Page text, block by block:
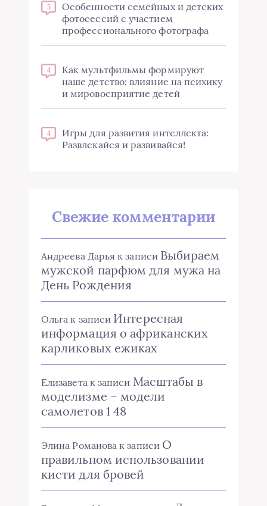
5
Особенности семейных и детских
фотосессий с участием
профессионального фотографа
4
Как мультфильмы формируют
наше детство: влияние на психику
и мировосприятие детей
4
Игры для развития интеллекта:
Развлекайся и развивайся!
Свежие комментарии
Андреева Дарья к записи Выбираем
мужской парфюм для мужа на
День Рождения
Ольга к записи Интересная
информация о африканских
карликовых ежиках
Елизаветак записи Масштабы в
моделизме – модели
самолетов 1 48
Элина Романова к записи О
правильном использовании
кисти для бровей